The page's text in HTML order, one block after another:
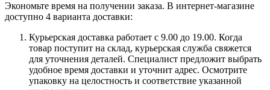
Экономьте время на получении заказа. В интернет-магазине
доступно 4 варианта доставки:
Курьерская доставка работает с 9.00 до 19.00. Когда
товар поступит на склад, курьерская служба свяжется
для уточнения деталей. Специалист предложит выбрать
удобное время доставки и уточнит адрес. Осмотрите
упаковку на целостность и соответствие указанной